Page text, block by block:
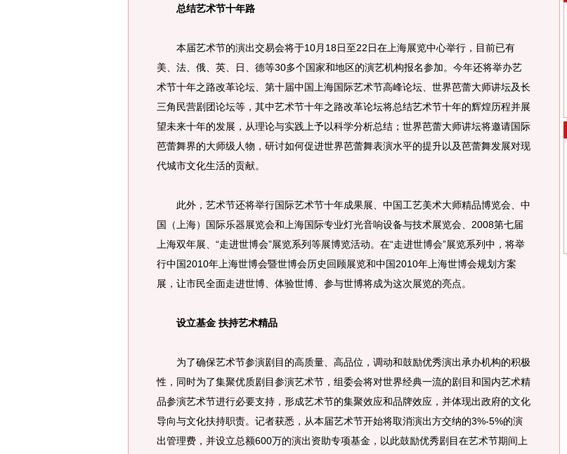
总结艺术节十年路
本届艺术节的演出交易会将于10月18日至22日在上海展览中心举行，目前已有
美、法、俄、英、日、德等30多个国家和地区的演艺机构报名参加。今年还将举办艺
术节十年之路改革论坛、第十届中国上海国际艺术节高峰论坛、世界芭蕾大师讲坛及长
三角民营剧团论坛等，其中艺术节十年之路改革论坛将总结艺术节十年的辉煌历程并展
望未来十年的发展，从理论与实践上予以科学分析总结；世界芭蕾大师讲坛将邀请国际
芭蕾舞界的大师级人物，研讨如何促进世界芭蕾舞表演水平的提升以及芭蕾舞发展对现
代城市文化生活的贡献。
此外，艺术节还将举行国际艺术节十年成果展、中国工艺美术大师精品博览会、中
国（上海）国际乐器展览会和上海国际专业灯光音响设备与技术展览会、2008第七届
上海双年展、“走进世博会”展览系列等展博览活动。在“走进世博会”展览系列中，将举
行中国2010年上海世博会暨世博会历史回顾展览和中国2010年上海世博会规划方案
展，让市民全面走进世博、体验世博、参与世博将成为这次展览的亮点。
设立基金 扶持艺术精品
为了确保艺术节参演剧目的高质量、高品位，调动和鼓励优秀演出承办机构的积极
性，同时为了集聚优质剧目参演艺术节，组委会将对世界经典一流的剧目和国内艺术精
品参演艺术节进行必要支持，形成艺术节的集聚效应和品牌效应，并体现出政府的文化
导向与文化扶持职责。记者获悉，从本届艺术节开始将取消演出方交纳的3%-5%的演
出管理费，并设立总额600万的演出资助专项基金，以此鼓励优秀剧目在艺术节期间上